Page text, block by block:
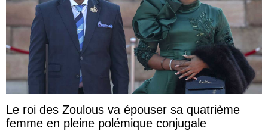
Le roi des Zoulous va épouser sa quatrième
femme en pleine polémique conjugale